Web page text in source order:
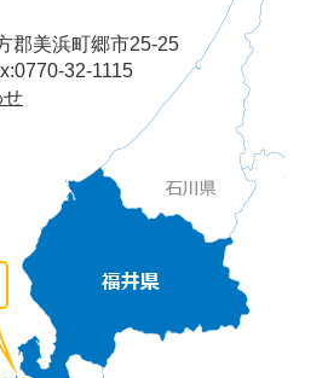
郡美浜町郷市25-25
32-1115
せ